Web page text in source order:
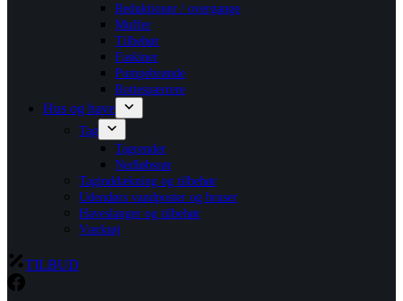
Reduktioner / overgange
Muffer
Tilbehør
Faskiner
Pumpebrønde
Rottespærrere
Hus og have
Tag
Tagrender
Nedløbsrør
Taginddækning og tilbehør
Udendørs vandposter og bruser
Haveslanger og tilbehør
Værktøj
TILBUD